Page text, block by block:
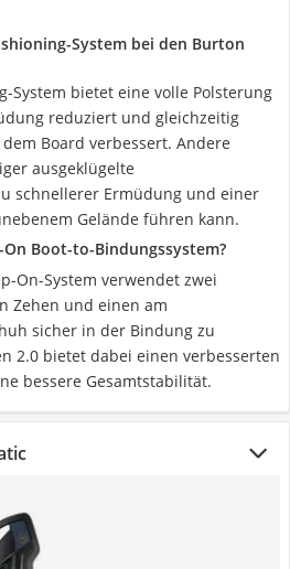
System bei den Burton
System bietet eine volle Polsterung
reduziert und gleichzeitig
Board verbessert. Andere
ausgeklügelte
schnellerer Ermüdung und einer
Gelände führen kann.
Boot-to-Bindungssystem?
On-System verwendet zwei
Zehen und einen am
sicher in der Bindung zu
2.0 bietet dabei einen verbesserten
bessere Gesamtstabilität.